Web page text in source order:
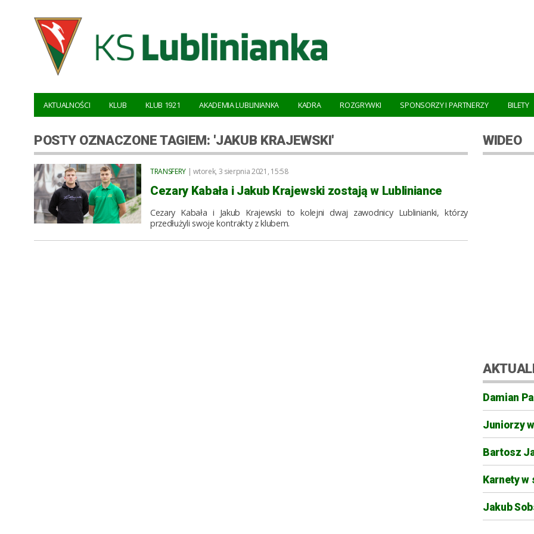
AKTUALNOŚCI KLUB KLUB 1921 AKADEMIA LUBLINIANKA KADRA ROZGRYWKI SPONSORZY I PARTNERZY BILETY
POSTY OZNACZONE TAGIEM: 'JAKUB KRAJEWSKI'
TRANSFERY | wtorek, 3 sierpnia 2021, 15:58
Cezary Kabała i Jakub Krajewski zostają w Lubliniance
Cezary Kabała i Jakub Krajewski to kolejni dwaj zawodnicy Lublinianki, którzy
przedłużyli swoje kontrakty z klubem.
WIDEO
Damian
Juniorzy
Bartosz
Karnety w
Jakub